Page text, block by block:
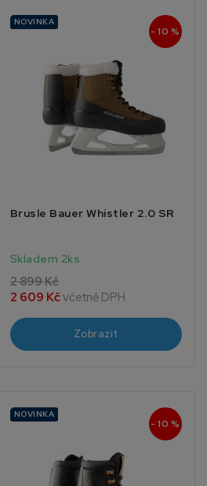
NOVINKA
- 10 %
Brusle Bauer Whistler 2.0 SR
Skladem 2ks
2 899 Kč
2 609 Kčvčetně DPH
Zobrazit
NOVINKA
- 10 %